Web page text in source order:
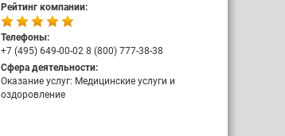
Рейтинг компании:
Телефоны:
+7 (495) 649-00-02 8 (800) 777-38-38
Сфера деятельности:
Оказание услуг: Медицинские услуги и
оздоровление